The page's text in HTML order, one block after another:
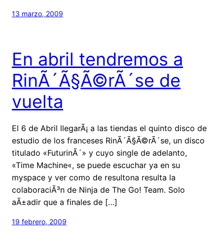
13 marzo, 2009
En abril tendremos a
RinÃ´Ã§Ã©rÃ´se de
vuelta
El 6 de Abril llegarÃ¡ a las tiendas el quinto disco de
estudio de los franceses RinÃ´Ã§Ã©rÃ´se, un disco
titulado «FuturinÃ´» y cuyo single de adelanto,
«Time Machine«, se puede escuchar ya en su
myspace y ver como de resultona resulta la
colaboraciÃ³n de Ninja de The Go! Team. Solo
aÃ±adir que a finales de […]
19 febrero, 2009